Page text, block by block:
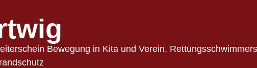
Bewegung in Kita und Verein,